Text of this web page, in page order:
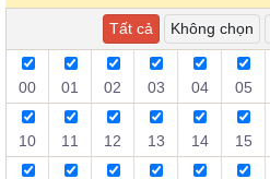
Tất cả Không chọn
00 01 02 03 04 05
10 11 12 13 14 15